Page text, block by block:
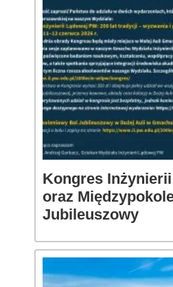
Kongres
oraz
Jubileuszowy